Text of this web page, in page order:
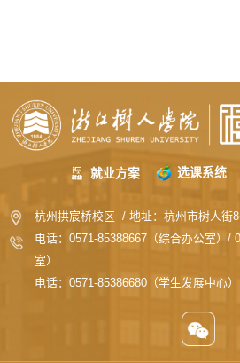
就业方案 选课系统
杭州拱宸桥校区 / 地址：杭州市树人街
电话：0571-85388667（综合办公室）/
室）
电话：0571-85386680（学生发展中心